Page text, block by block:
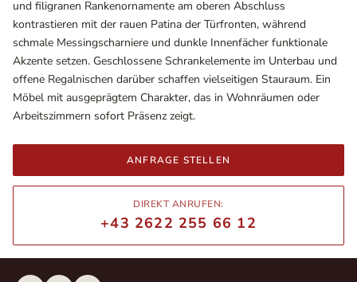
und filigranen Rankenornamente am oberen Abschluss
kontrastieren mit der rauen Patina der Türfronten, während
schmale Messingscharniere und dunkle Innenfächer funktionale
Akzente setzen. Geschlossene Schrankelemente im Unterbau und
offene Regalnischen darüber schaffen vielseitigen Stauraum. Ein
Möbel mit ausgeprägtem Charakter, das in Wohnräumen oder
Arbeitszimmern sofort Präsenz zeigt.
ANFRAGE STELLEN
DIREKT ANRUFEN:
+43 2622 255 66 12
Wiener Straße – Werkstraße 111
2700 Wiener Neustadt
+43 2622 255 66 12